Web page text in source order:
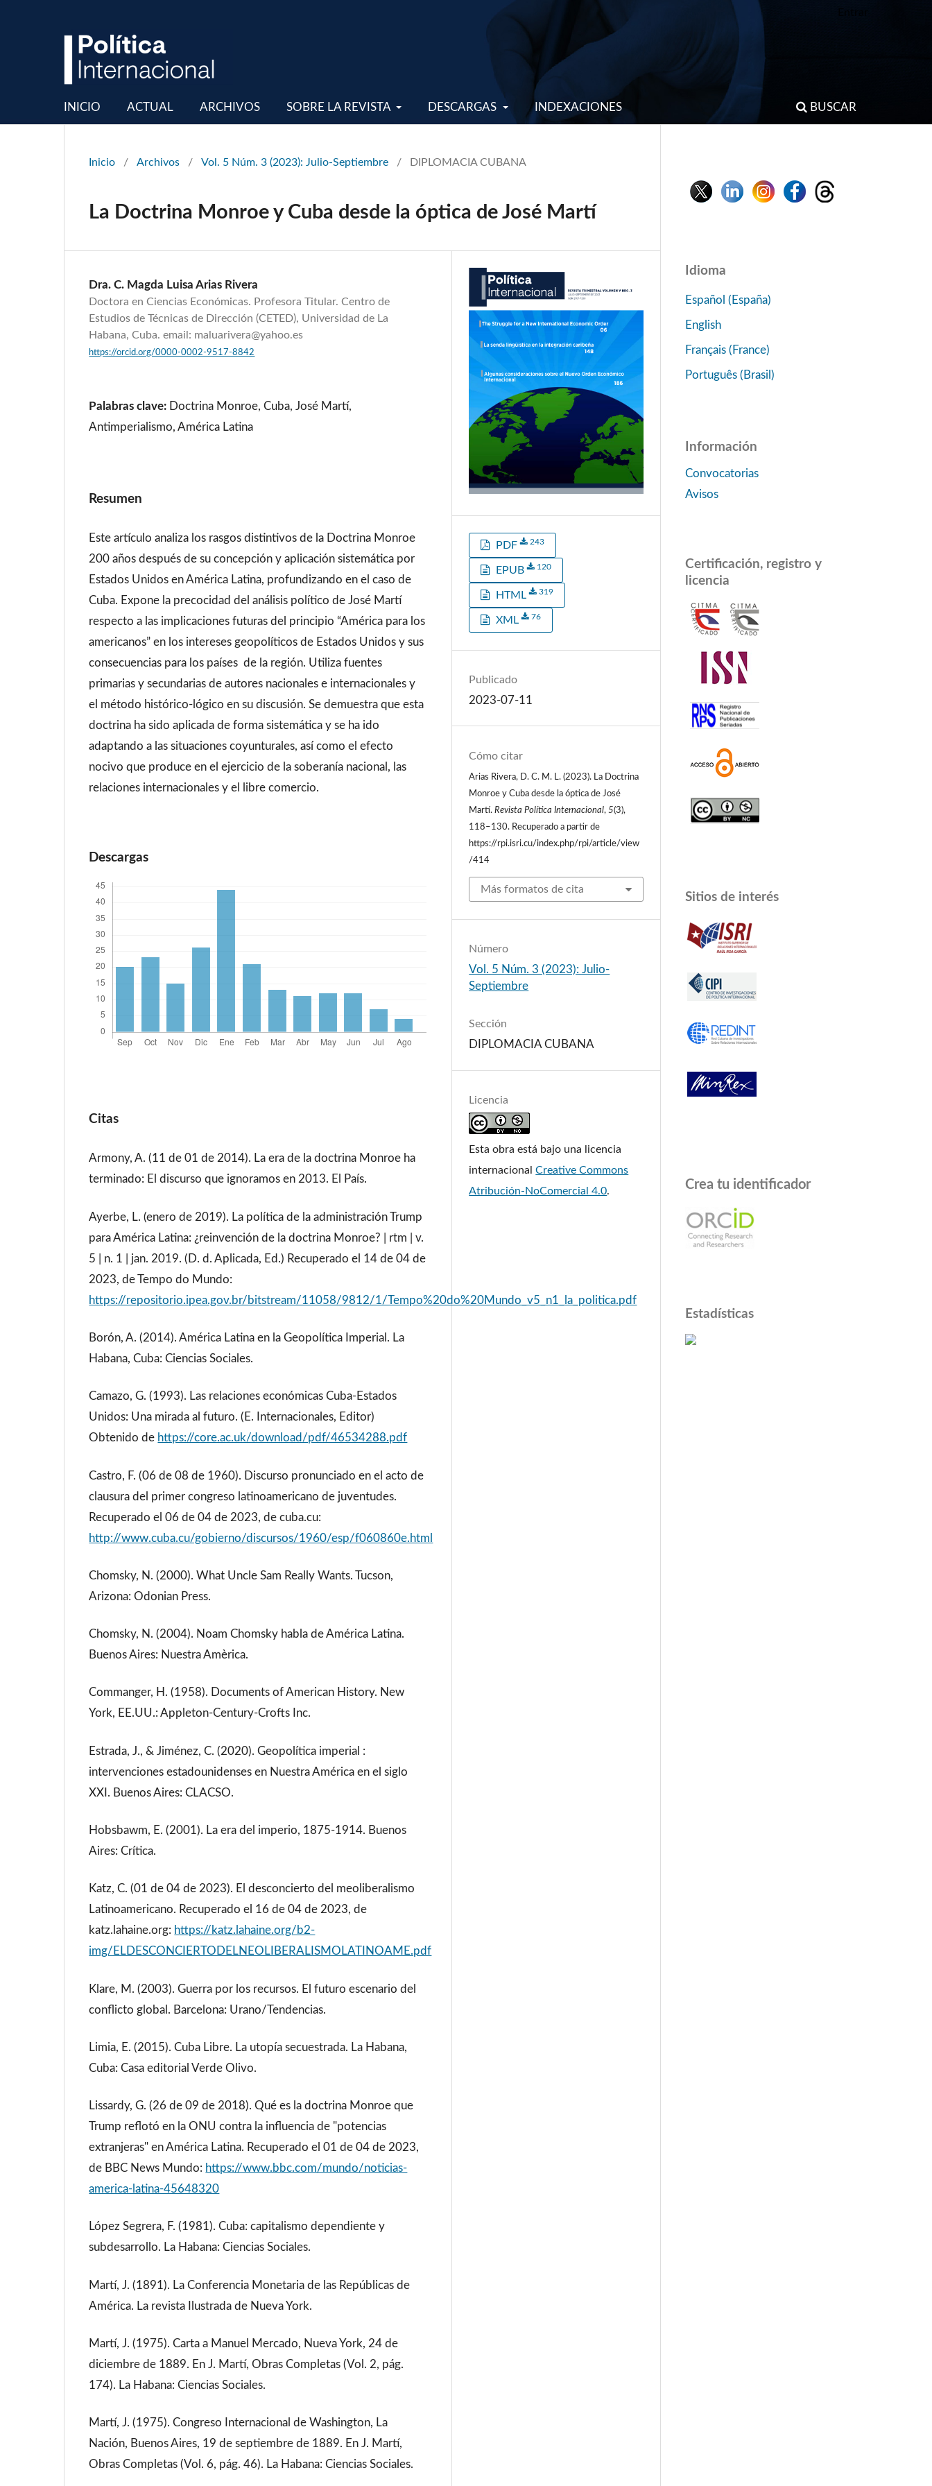
INICIO ACTUAL ARCHIVOS SOBRE LA REVISTA DESCARGAS INDEXACIONES BUSCAR
Inicio / Archivos / Vol. 5 Núm. 3 (2023): Julio-Septiembre / DIPLOMACIA CUBANA
La Doctrina Monroe y Cuba desde la óptica de José Martí
Dra. C. Magda Luisa Arias Rivera
Doctora en Ciencias Económicas. Profesora Titular. Centro de
Estudios de Técnicas de Dirección (CETED), Universidad de La
Habana, Cuba. email: maluarivera@yahoo.es
https://orcid.org/0000-0002-9517-8842
Palabras clave: Doctrina Monroe, Cuba, José Martí,
Antimperialismo, América Latina
Resumen
Este artículo analiza los rasgos distintivos de la Doctrina Monroe
200 años después de su concepción y aplicación sistemática por
Estados Unidos en América Latina, profundizando en el caso de
Cuba. Expone la precocidad del análisis político de José Martí
respecto a las implicaciones futuras del principio “América para los
americanos” en los intereses geopolíticos de Estados Unidos y sus
consecuencias para los países de la región. Utiliza fuentes
primarias y secundarias de autores nacionales e internacionales y
el método histórico-lógico en su discusión. Se demuestra que esta
doctrina ha sido aplicada de forma sistemática y se ha ido
adaptando a las situaciones coyunturales, así como el efecto
nocivo que produce en el ejercicio de la soberanía nacional, las
relaciones internacionales y el libre comercio.
Descargas
Citas
Armony, A. (11 de 01 de 2014). La era de la doctrina Monroe ha
terminado: El discurso que ignoramos en 2013. El País.
Ayerbe, L. (enero de 2019). La política de la administración Trump
para América Latina: ¿reinvención de la doctrina Monroe? | rtm | v.
5 | n. 1 | jan. 2019. (D. d. Aplicada, Ed.) Recuperado el 14 de 04 de
2023, de Tempo do Mundo:
https://repositorio.ipea.gov.br/bitstream/11058/9812/1/Tempo%20do%20Mundo_v5_n1_la_politica.pdf
Borón, A. (2014). América Latina en la Geopolítica Imperial. La
Habana, Cuba: Ciencias Sociales.
Camazo, G. (1993). Las relaciones económicas Cuba-Estados
Unidos: Una mirada al futuro. (E. Internacionales, Editor)
Obtenido de https://core.ac.uk/download/pdf/46534288.pdf
Castro, F. (06 de 08 de 1960). Discurso pronunciado en el acto de
clausura del primer congreso latinoamericano de juventudes.
Recuperado el 06 de 04 de 2023, de cuba.cu:
http://www.cuba.cu/gobierno/discursos/1960/esp/f060860e.html
Chomsky, N. (2000). What Uncle Sam Really Wants. Tucson,
Arizona: Odonian Press.
Chomsky, N. (2004). Noam Chomsky habla de América Latina.
Buenos Aires: Nuestra Amèrica.
Commanger, H. (1958). Documents of American History. New
York, EE.UU.: Appleton-Century-Crofts Inc.
Estrada, J., & Jiménez, C. (2020). Geopolítica imperial :
intervenciones estadounidenses en Nuestra América en el siglo
XXI. Buenos Aires: CLACSO.
Hobsbawm, E. (2001). La era del imperio, 1875-1914. Buenos
Aires: Crítica.
Katz, C. (01 de 04 de 2023). El desconcierto del meoliberalismo
Latinoamericano. Recuperado el 16 de 04 de 2023, de
katz.lahaine.org: https://katz.lahaine.org/b2-
img/ELDESCONCIERTODELNEOLIBERALISMOLATINOAME.pdf
Klare, M. (2003). Guerra por los recursos. El futuro escenario del
conflicto global. Barcelona: Urano/Tendencias.
Limia, E. (2015). Cuba Libre. La utopía secuestrada. La Habana,
Cuba: Casa editorial Verde Olivo.
Lissardy, G. (26 de 09 de 2018). Qué es la doctrina Monroe que
Trump reflotó en la ONU contra la influencia de "potencias
extranjeras" en América Latina. Recuperado el 01 de 04 de 2023,
de BBC News Mundo: https://www.bbc.com/mundo/noticias-
america-latina-45648320
López Segrera, F. (1981). Cuba: capitalismo dependiente y
subdesarrollo. La Habana: Ciencias Sociales.
Martí, J. (1891). La Conferencia Monetaria de las Repúblicas de
América. La revista Ilustrada de Nueva York.
Martí, J. (1975). Carta a Manuel Mercado, Nueva York, 24 de
diciembre de 1889. En J. Martí, Obras Completas (Vol. 2, pág.
174). La Habana: Ciencias Sociales.
Martí, J. (1975). Congreso Internacional de Washington, La
Nación, Buenos Aires, 19 de septiembre de 1889. En J. Martí,
Obras Completas (Vol. 6, pág. 46). La Habana: Ciencias Sociales.
PDF 243
EPUB 120
HTML 319
XML 76
Publicado
2023-07-11
Cómo citar
Arias Rivera, D. C. M. L. (2023). La Doctrina
Monroe y Cuba desde la óptica de José
Martí.Revista Política Internacional, 5(3),
118–130. Recuperado a partir de
https://rpi.isri.cu/index.php/rpi/article/view
/414
Más formatos de cita
Número
Vol. 5 Núm. 3 (2023): Julio-
Septiembre
Sección
DIPLOMACIA CUBANA
Licencia
Esta obra está bajo una licencia
internacionalCreative Commons
Atribución-NoComercial 4.0.
Idioma
Español (España)
English
Français (France)
Português (Brasil)
Información
Convocatorias
Avisos
Certificación, registro y
licencia
Sitios de interés
Crea tu identificador
Estadísticas